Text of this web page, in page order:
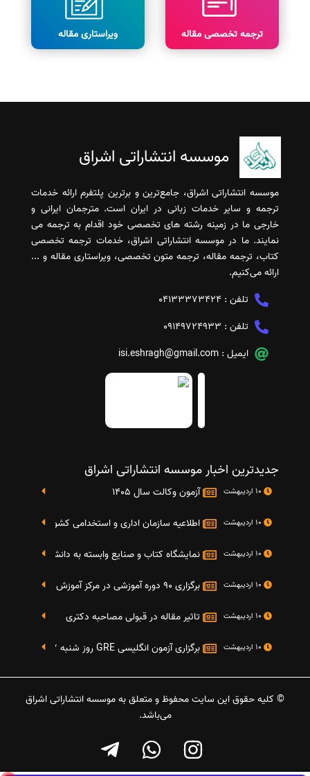
ترجمه تخصصی مقاله ویراستاری مقاله
موسسه انتشاراتی اشراق
موسسه انتشاراتی اشراق، جامع‌ترین و برترین پلتفرم ارائه خدمات
ترجمه و سایر خدمات زبانی در ایران است. مترجمان ایرانی و
خارجی ما در زمینه رشته های تخصصی خود اقدام به ترجمه می
نمایند. ما در موسسه انتشاراتی اشراق، خدمات ترجمه تخصصی
کتاب، ترجمه مقاله، ترجمه متون تخصصی، ویراستاری مقاله و ...
ارائه می‌کنیم.
تلفن : 04133373424
تلفن : 09149724933
ایمیل : isi.eshragh@gmail.com
جدیدترین اخبار موسسه انتشاراتی اشراق
آزمون وکالت سال 1405
اطلاعیه سازمان اداری و استخدامی کشور در خصوص
نمایشگاه کتاب و صنایع وابسته به دانشگاه صنعتی شریف 4 الی 8 مهر
برگزاری 90 دوره آموزشی در مرکز آموزش فرهنگی دانشگاه علامه
تاثیر مقاله در قبولی مصاحبه دکتری
برگزاری آزمون انگلیسی GRE روز شنبه 27 شهریور(مقارن با 17 سپتامبر 2016)
© کلیه حقوق این سایت محفوظ و متعلق به موسسه انتشاراتی اشراق
می‌باشد.